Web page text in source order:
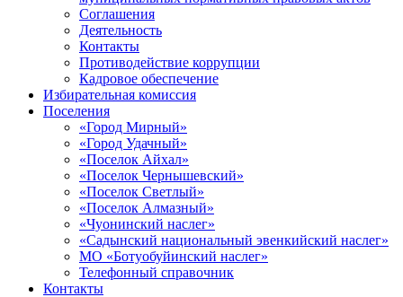
Соглашения
Деятельность
Контакты
Противодействие коррупции
Кадровое обеспечение
Избирательная комиссия
Поселения
«Город Мирный»
«Город Удачный»
«Поселок Айхал»
«Поселок Чернышевский»
«Поселок Светлый»
«Поселок Алмазный»
«Чуонинский наслег»
«Садынский национальный эвенкийский наслег»
МО «Ботуобуйинский наслег»
Телефонный справочник
Контакты